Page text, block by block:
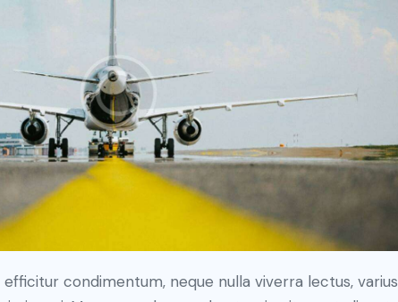
efficitur condimentum, neque nulla viverra lectus, varius